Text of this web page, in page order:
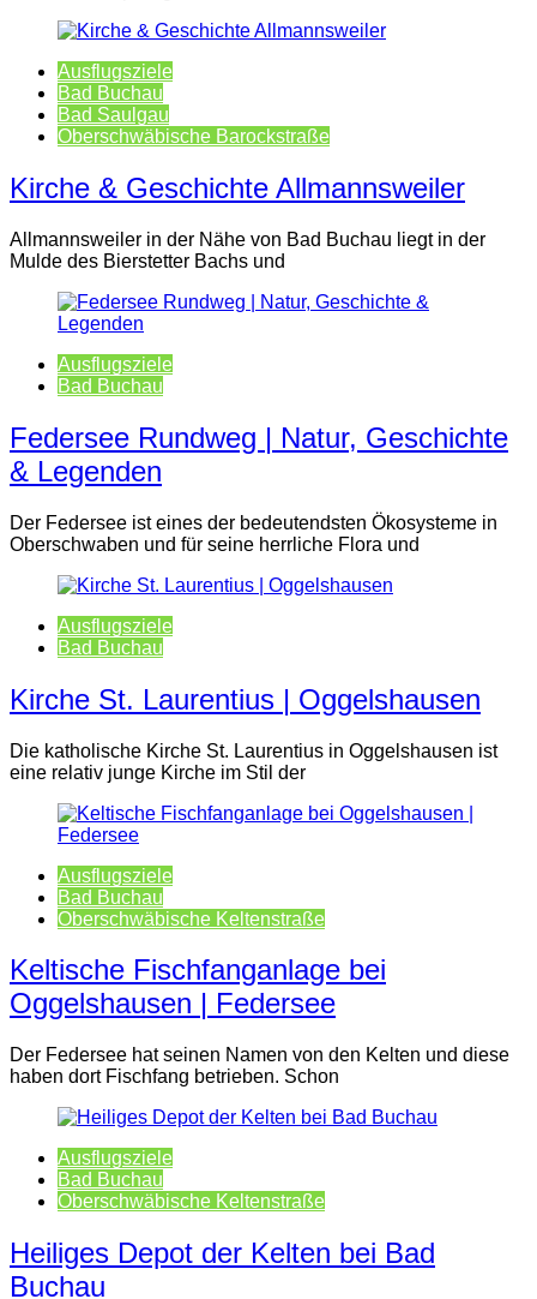
Ausflugsziele
Bad Buchau
Bad Saulgau
Oberschwäbische Barockstraße
Kirche & Geschichte Allmannsweiler
Allmannsweiler in der Nähe von Bad Buchau liegt in der
Mulde des Bierstetter Bachs und
Ausflugsziele
Bad Buchau
Federsee Rundweg | Natur, Geschichte
& Legenden
Der Federsee ist eines der bedeutendsten Ökosysteme in
Oberschwaben und für seine herrliche Flora und
Ausflugsziele
Bad Buchau
Kirche St. Laurentius | Oggelshausen
Die katholische Kirche St. Laurentius in Oggelshausen ist
eine relativ junge Kirche im Stil der
Ausflugsziele
Bad Buchau
Oberschwäbische Keltenstraße
Keltische Fischfanganlage bei
Oggelshausen | Federsee
Der Federsee hat seinen Namen von den Kelten und diese
haben dort Fischfang betrieben. Schon
Ausflugsziele
Bad Buchau
Oberschwäbische Keltenstraße
Heiliges Depot der Kelten bei Bad
Buchau